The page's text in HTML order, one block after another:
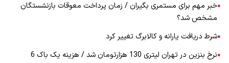
●خبر مهم برای مستمری بگیران / زمان پرداخت معوقات بازنشستگان
مشخص شد؟
●شرط دریافت یارانه و کالابرگ تغییر کرد
●
نرخ بنزین در تهران لیتری 130 هزارتومان شد / هزینه یک باک 6